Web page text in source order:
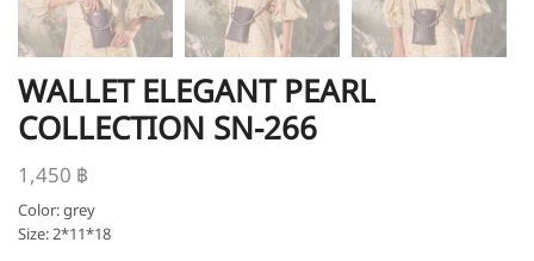
WALLET ELEGANT PEARL
COLLECTION SN-266
1,450 ฿
Color: grey
Size: 2*11*18